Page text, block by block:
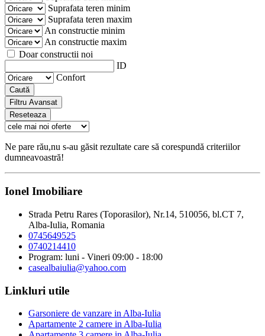
Suprafata teren minim
Suprafata teren maxim
An constructie minim
An constructie maxim
Doar constructii noi
ID
Confort
Caută
Filtru Avansat
Reseteaza
Ne pare rău,nu s-au găsit rezultate care să corespundă criteriilor
dumneavoastră!
Ionel Imobiliare
Strada Petru Rares (Toporasilor), Nr.14, 510056, bl.CT 7,
Alba-Iulia, Romania
0745649525
0740214410
Program: luni - Vineri 09:00 - 18:00
casealbaiulia@yahoo.com
Linkluri utile
Garsoniere de vanzare in Alba-Iulia
Apartamente 2 camere in Alba-Iulia